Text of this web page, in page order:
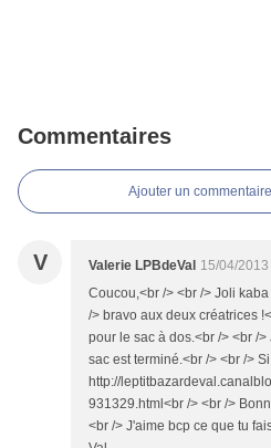
Commentaires
Ajouter un commentaire
V Valerie LPBdeVal 15/04/
Coucou,<br /> <br /> Joli
/> bravo aux deux créatrices
pour le sac à dos.<br /> <br /
sac est terminé.<br /> <br />
http://
931329.html<br /> <br />
<br /> J'aime bcp ce que tu